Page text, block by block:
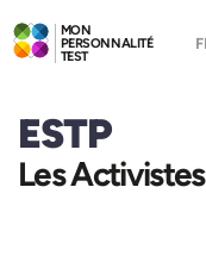
MON
PERSONNALITÉ
TEST
ESTP
Les Activistes